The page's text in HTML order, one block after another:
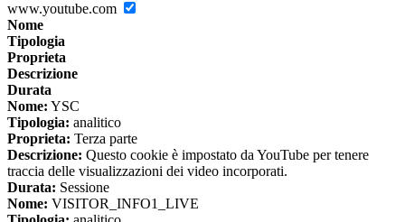
www.youtube.com
Nome
Tipologia
Proprieta
Descrizione
Durata
Nome: YSC
Tipologia: analitico
Proprieta: Terza parte
Descrizione: Questo cookie è impostato da YouTube per tenere
traccia delle visualizzazioni dei video incorporati.
Durata: Sessione
Nome: VISITOR_INFO1_LIVE